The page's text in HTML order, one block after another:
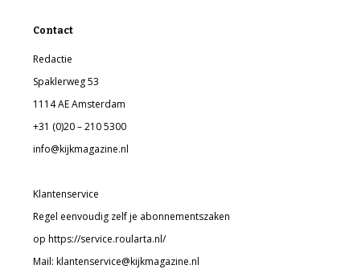
Contact
Redactie
Spaklerweg 53
1114 AE Amsterdam
+31 (0)20 – 210 5300
info@kijkmagazine.nl
Klantenservice
Regel eenvoudig zelf je abonnementszaken
op https://service.roularta.nl/
Mail: klantenservice@kijkmagazine.nl